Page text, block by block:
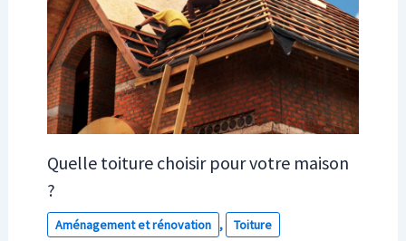
Quelle toiture choisir pour votre maison
?
Aménagement et rénovation , Toiture